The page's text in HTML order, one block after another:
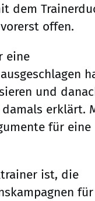
dem
offen.
eine
und
damals erklärt.
für eine
ist, die